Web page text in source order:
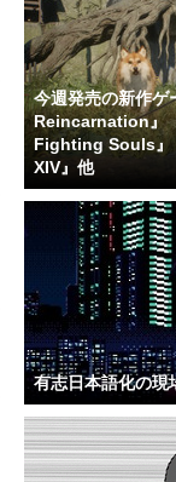
今週発売の新作
Reincarnation』
Fighting Souls』
XIV』他
有志日本語化の現